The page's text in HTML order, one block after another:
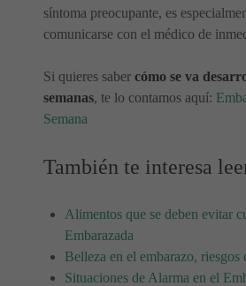
síntoma preocupante, es
comunicarse con el médico de
Si quieres saber cómo se va
semanas, te lo contamos aquí:
Semana
También te interesa
Alimentos que se deben evitar
Embarazada
Belleza en el embarazo, riesgos
Situaciones de Alarma en el